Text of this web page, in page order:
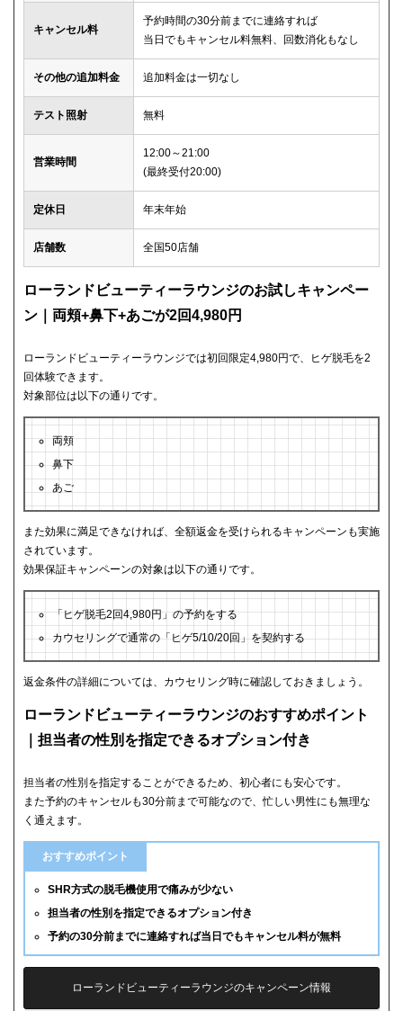
キャンセル料
予約時間の30分前までに連絡すれば
当日でもキャンセル料無料、回数消化もなし
その他の追加料金 追加料金は一切なし
テスト照射 無料
営業時間
12:00～21:00
(最終受付20:00)
定休日 年末年始
店舗数 全国50店舗
ローランドビューティーラウンジのお試しキャンペー
ン｜両頬+鼻下+あごが2回4,980円
ローランドビューティーラウンジでは初回限定4,980円で、ヒゲ脱毛を2
回体験できます。
対象部位は以下の通りです。
両頬
鼻下
あご
また効果に満足できなければ、全額返金を受けられるキャンペーンも実施
されています。
効果保証キャンペーンの対象は以下の通りです。
「ヒゲ脱毛2回4,980円」の予約をする
カウセリングで通常の「ヒゲ5/10/20回」を契約する
返金条件の詳細については、カウセリング時に確認しておきましょう。
ローランドビューティーラウンジのおすすめポイント
｜担当者の性別を指定できるオプション付き
担当者の性別を指定することができるため、初心者にも安心です。
また予約のキャンセルも30分前まで可能なので、忙しい男性にも無理な
く通えます。
おすすめポイント
SHR方式の脱毛機使用で痛みが少ない
担当者の性別を指定できるオプション付き
予約の30分前までに連絡すれば当日でもキャンセル料が無料
ローランドビューティーラウンジのキャンペーン情報